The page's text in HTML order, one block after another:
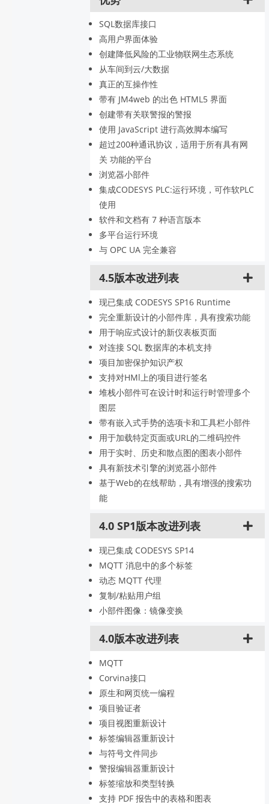
SQL数据库接口
高用户界面体验
创建降低风险的工业物联网生态系统
从车间到云/大数据
真正的互操作性
带有 JM4web 的出色 HTML5 界面
创建带有关联警报的警报
使用 JavaScript 进行高效脚本编写
超过200种通讯协议，适用于所有具有网
关 功能的平台
浏览器小部件
集成CODESYS PLC:运行环境，可作软PLC
使用
软件和文档有 7 种语言版本
多平台运行环境
与 OPC UA 完全兼容
4.5版本改进列表
现已集成 CODESYS SP16 Runtime
完全重新设计的小部件库，具有搜索功能
用于响应式设计的新仪表板页面
对连接 SQL 数据库的本机支持
项目加密保护知识产权
支持对HMl上的项目进行签名
堆栈小部件可在设计时和运行时管理多个
图层
带有嵌入式手势的选项卡和工具栏小部件
用于加载特定页面或URL的二维码控件
用于实时、历史和散点图的图表小部件
具有新技术引擎的浏览器小部件
基于Web的在线帮助，具有增强的搜索功
能
4.0 SP1版本改进列表
现已集成 CODESYS SP14
MQTT 消息中的多个标签
动态 MQTT 代理
复制/粘贴用户组
小部件图像：镜像变换
4.0版本改进列表
MQTT
Corvina接口
原生和网页统一编程
项目验证者
项目视图重新设计
标签编辑器重新设计
与符号文件同步
警报编辑器重新设计
标签缩放和类型转换
支持 PDF 报告中的表格和图表